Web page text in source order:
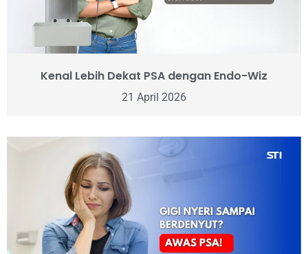
Kenal Lebih Dekat PSA dengan Endo-Wiz
21 April 2026